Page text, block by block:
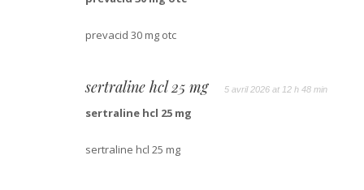
prevacid 30 mg otc
sertraline hcl 25 mg 5 avril 2026 at 12 h 48 min
sertraline hcl 25 mg
sertraline hcl 25 mg